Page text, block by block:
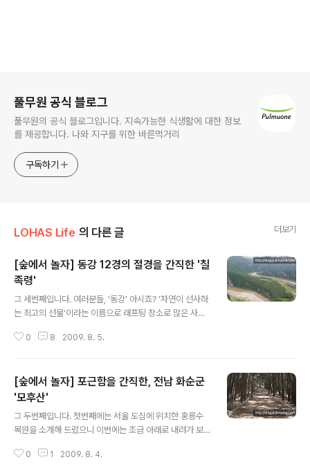
풀무원 공식 블로그
풀무원의 공식 블로그입니다. 지속가능한 식생활에 대한 정보
를 제공합니다. 나와 지구를 위한 바른먹거리
구독하기
LOHAS Life 의 다른 글 더보기
[숲에서 놀자] 동강 12경의 절경을 간직한 '칠
족령'
그 세번째입니다. 여러분들, '동강' 아시죠? '자연이 선사하
는 최고의 선물'이라는 이름으로 래프팅 장소로 많은 사랑
동강 인근 숲과 자연경관이 없어질 뻔하며 사회적으로 주
령은 다양한 나무들이 함께하는 아름다운 군락의 보고일
뿐만아니라 굽이굽이 흘러가는 동강의 절경을 제대로 만끽
할 수 있어 동강 12경의 대표적 장소이기 때문입니다. 많이
알려졌지만 많은 사람이 찾지 않아 자연 그대로의 모습을
간직하고 있는 칠족령에 얽힌 이야기를 소개해 드립니다.
강원도 정선 백운산 칠족령 옻칠한 개발자국을 따라가다
0 8 2009. 8. 5.
[숲에서 놀자] 포근함을 간직한, 전남 화순군
'모후산'
그 두번째입니다. 첫번째에는 서울 도심에 위치한 홍릉수
목원을 소개해 드렸으니 이번에는 조금 아래로 내려가 보
치한 '모후산' 입니다. 산의 이름을 '어머니의 포근한 마
0 1 2009. 8. 4.